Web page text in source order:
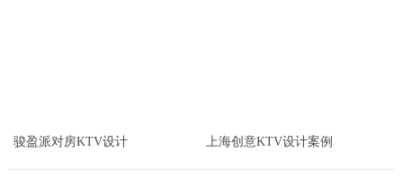
骏盈派对房KTV设计 上海创意KTV设计案例